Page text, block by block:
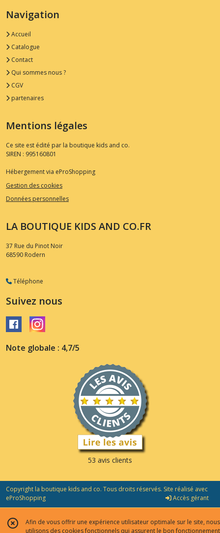
Navigation
Accueil
Catalogue
Contact
Qui sommes nous ?
CGV
partenaires
Mentions légales
Ce site est édité par la boutique kids and co.
SIREN : 995160801
Hébergement via eProShopping
Gestion des cookies
Données personnelles
LA BOUTIQUE KIDS AND CO.FR
37 Rue du Pinot Noir
68590 Rodern
Téléphone
Suivez nous
Note globale : 4,7/5
53 avis clients
Copyright la boutique kids and co. Tous droits réservés. Site réalisé avec
eProShopping
Accès gérant
Afin de vous offrir une expérience utilisateur optimale sur le site, nous
utilisons des cookies fonctionnels qui assurent le bon fonctionnement